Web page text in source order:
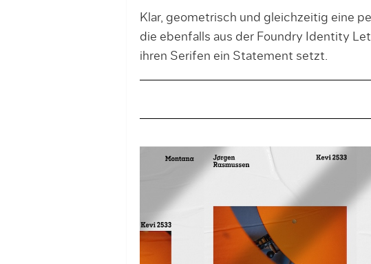
Klar, geometrisch und gleichzeitig eine
die ebenfalls aus der Foundry Identity
ihren Serifen ein Statement setzt.